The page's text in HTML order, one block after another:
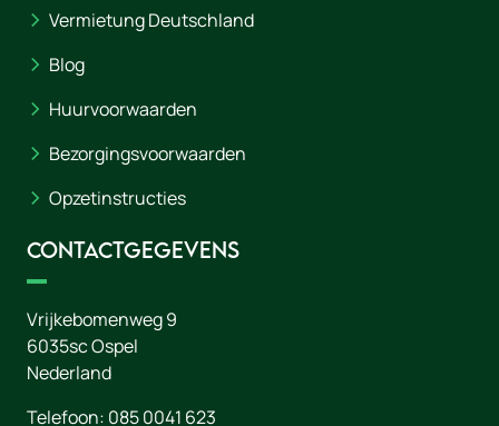
Vermietung Deutschland
Blog
Huurvoorwaarden
Bezorgingsvoorwaarden
Opzetinstructies
Contactgegevens
Vrijkebomenweg 9
6035scOspel
Nederland
Telefoon: 085 0041 623